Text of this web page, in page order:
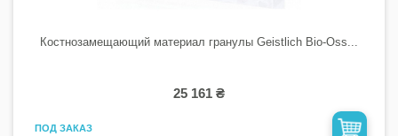
Костнозамещающий материал гранулы Geistlich Bio-Oss...
25 161 ₴
ПОД ЗАКАЗ